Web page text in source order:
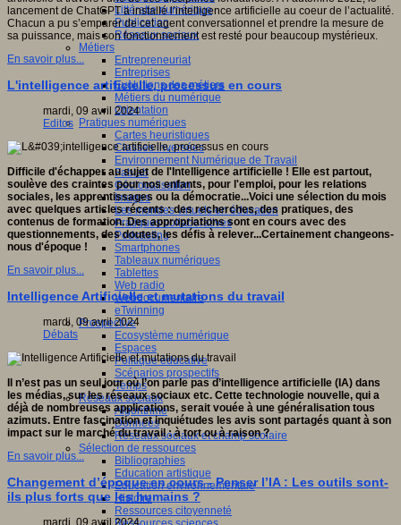
Littératie numérique
Publication
Réseaux sociaux
Métiers
Entrepreneuriat
Entreprises
Evolutions des métiers
Métiers du numérique
Orientation
Pratiques numériques
Cartes heuristiques
Classes inversées
Environnement Numérique de Travail
Fablab
Géolocalisation
Images
Les mondes virtuels en éducation
Pratiques collaboratives
Podcasting
Smartphones
Tableaux numériques
Tablettes
Web radio
Webdocumentaire
eTwinning
Prospective
Ecosystème numérique
Espaces
Politique éducative
Scénarios prospectifs
Temps
Réseaux sociaux
Algorithme
Données
Réseaux sociaux et champ scolaire
Sélection de ressources
Bibliographies
Education artistique
Education environnementale
Histoire
Ressources citoyenneté
lancement de ChatGPT a installé l’intelligence artificielle au coeur de l’actualité.
Chacun a pu s’emparer de cet agent conversationnel et prendre la mesure de
sa puissance, mais son fonctionnement est resté pour beaucoup mystérieux.
En savoir plus...
L'intelligence artificielle, processus en cours
mardi, 09 avril 2024
Editos
Difficile d'échapper au sujet de l'Intelligence artificielle ! Elle est partout,
soulève des craintes pour nos enfants, pour l'emploi, pour les relations
sociales, les apprentissages ou la démocratie...Voici une sélection du mois
avec quelques articles récents : des recherches, des pratiques, des
contenus de formation. Des appropriations sont en cours avec des
questionnements, des doutes, les défis à relever...Certainement changeons-
nous d'époque !
En savoir plus...
Intelligence Artificielle et mutations du travail
mardi, 09 avril 2024
Débats
Il n’est pas un seul jour où l’on parle pas d’intelligence artificielle (IA) dans
les médias, sur les réseaux sociaux etc. Cette technologie nouvelle, qui a
déjà de nombreuses applications, serait vouée à une généralisation tous
azimuts. Entre fascination et inquiétudes les avis sont partagés quant à son
impact sur le marché du travail : à tort ou à raison ?
En savoir plus...
Changement d’époque en cours - Penser l’IA : Les outils sont-
ils plus forts que les humains ?
mardi, 09 avril 2024